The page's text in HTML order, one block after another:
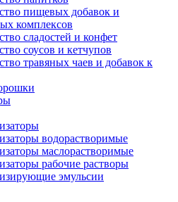
пищевых добавок и
комплексов
сладостей и конфет
соусов и кетчупов
травяных чаев и добавок к
водорастворимые
маслорастворимые
рабочие растворы
эмульсии